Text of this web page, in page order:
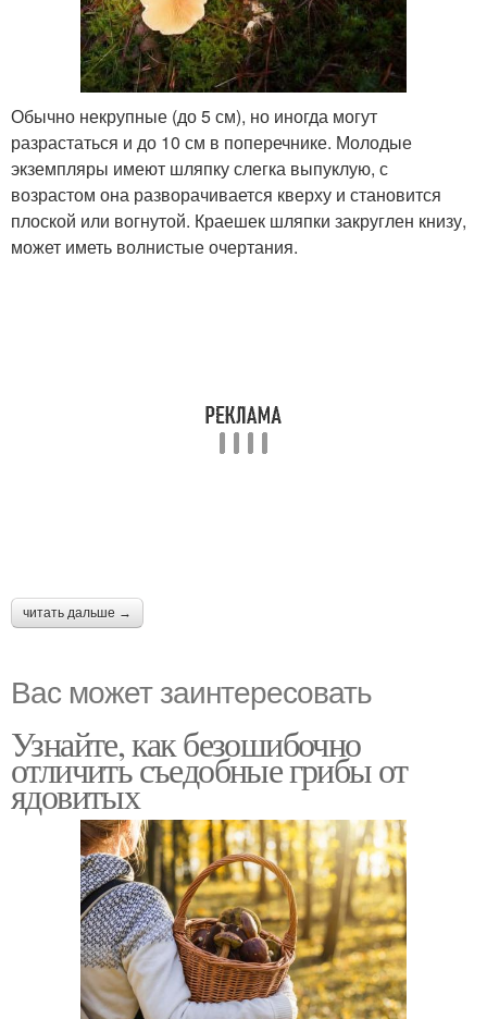
Обычно некрупные (до 5 см), но иногда могут
разрастаться и до 10 см в поперечнике. Молодые
экземпляры имеют шляпку слегка выпуклую, с
возрастом она разворачивается кверху и становится
плоской или вогнутой. Краешек шляпки закруглен книзу,
может иметь волнистые очертания.
читать дальше →
Вас может заинтересовать
Узнайте, как безошибочно
отличить съедобные грибы от
ядовитых